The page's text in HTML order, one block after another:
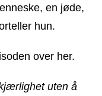
en jøde,
hun.
over her.
uten å